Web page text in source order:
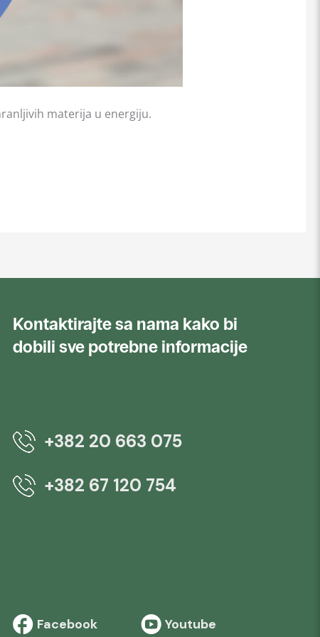
materija u energiju.
Kontaktirajte sa nama kako bi
dobili sve potrebne informacije
+382 20 663 075
+382 67 120 754
Facebook Youtube